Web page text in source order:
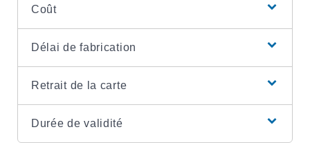
Coût
Délai de fabrication
Retrait de la carte
Durée de validité